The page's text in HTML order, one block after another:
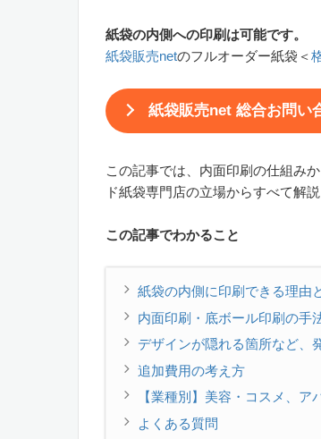
紙袋の内側への印刷は可能です。
紙袋販売netのフルオーダー紙袋＜
紙袋販売net 総合お問い
この記事では、内面印刷の仕組み
ド紙袋専門店の立場からすべて解説
この記事でわかること
紙袋の内側に印刷できる理由
内面印刷・底ボール印刷の手
デザインが隠れる箇所など、
追加費用の考え方
【業種別】美容・コスメ、
よくある質問